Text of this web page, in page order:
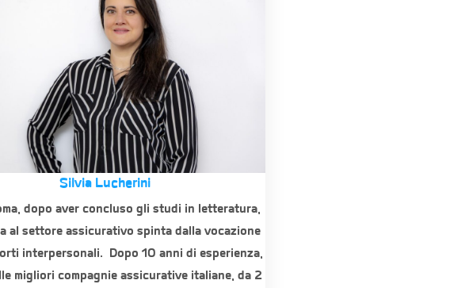
Silvia Lucherini
dopo aver concluso gli studi in letteratura,
al settore assicurativo spinta dalla vocazione
interpersonali. Dopo 10 anni di esperienza,
migliori compagnie assicurative italiane, da 2